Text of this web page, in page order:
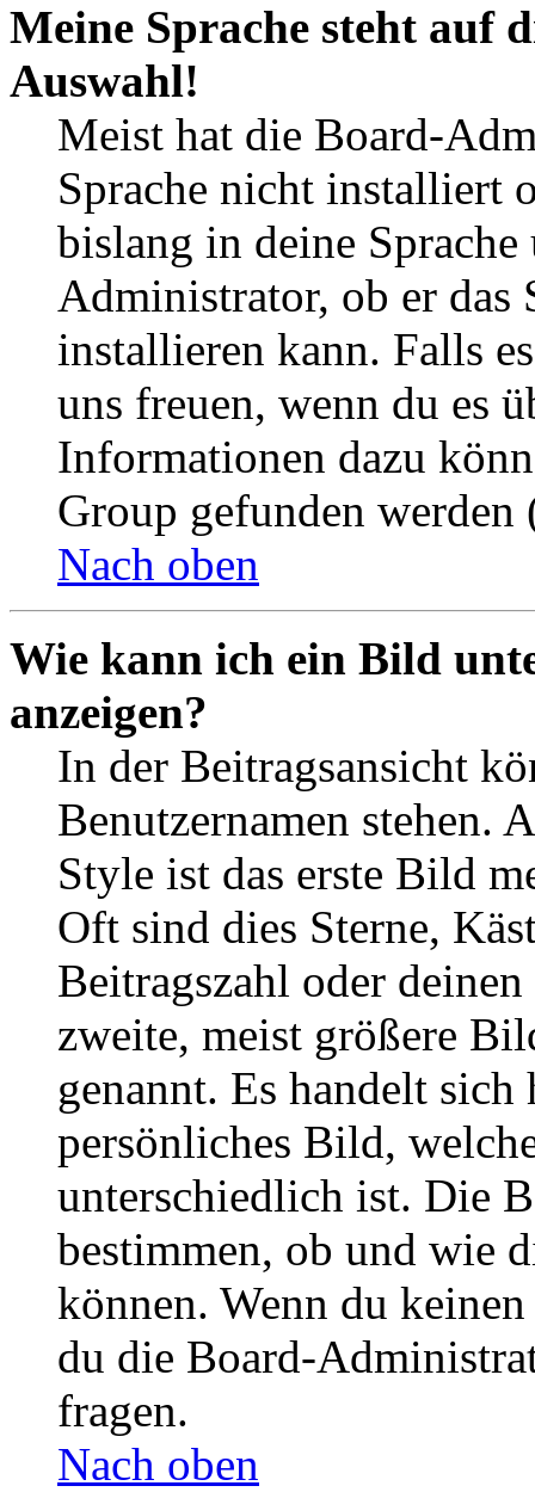
Meine Sprache steht auf
Auswahl!
Meist hat die Board-
Sprache nicht installiert
bislang in deine
Administrator, ob er das
installieren kann. Falls
uns freuen, wenn du es
Informationen dazu
Group gefunden
Nach oben
Wie kann ich ein Bild
anzeigen?
In der Beitragsansicht
Benutzernamen stehen.
Style ist das erste Bild
Oft sind dies Sterne,
Beitragszahl oder
zweite, meist größere
genannt. Es handelt
persönliches Bild,
unterschiedlich ist. Die
bestimmen, ob und wie
können. Wenn du
du die Board-
fragen.
Nach oben